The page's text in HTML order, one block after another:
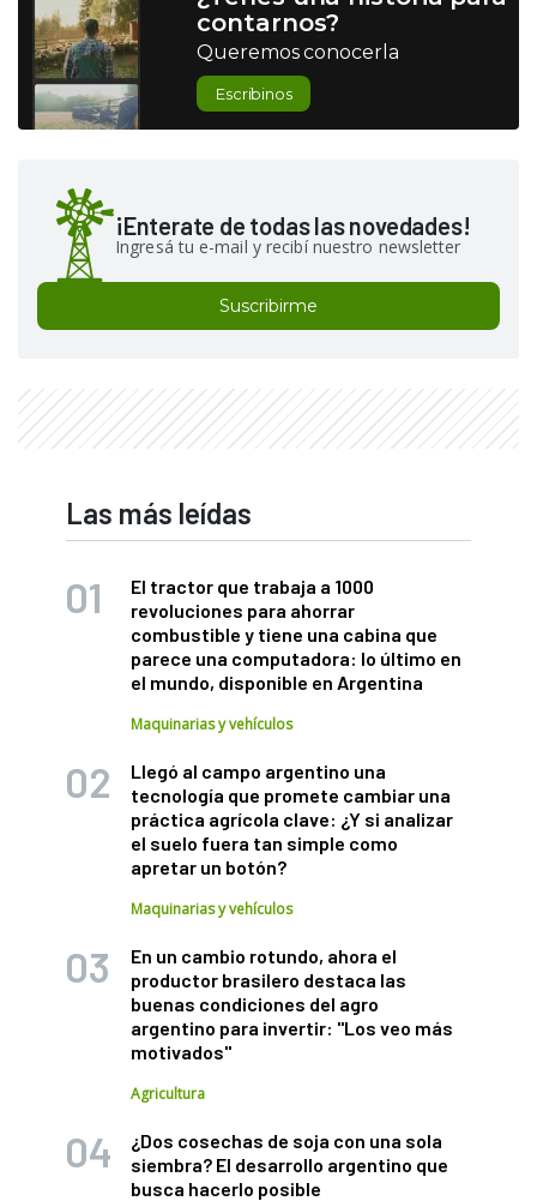
contarnos?
Queremos conocerla
Escribinos
¡Enterate de todas las novedades!
Ingresá tu e-mail y recibí nuestro newsletter
Suscribirme
Las más leídas
El tractor que trabaja a 1000
revoluciones para ahorrar
combustible y tiene una cabina que
parece una computadora: lo último en
el mundo, disponible en Argentina
Maquinarias y vehículos
Llegó al campo argentino una
tecnología que promete cambiar una
práctica agrícola clave: ¿Y si analizar
el suelo fuera tan simple como
apretar un botón?
Maquinarias y vehículos
En un cambio rotundo, ahora el
productor brasilero destaca las
buenas condiciones del agro
argentino para invertir: "Los veo más
motivados"
Agricultura
¿Dos cosechas de soja con una sola
siembra? El desarrollo argentino que
busca hacerlo posible